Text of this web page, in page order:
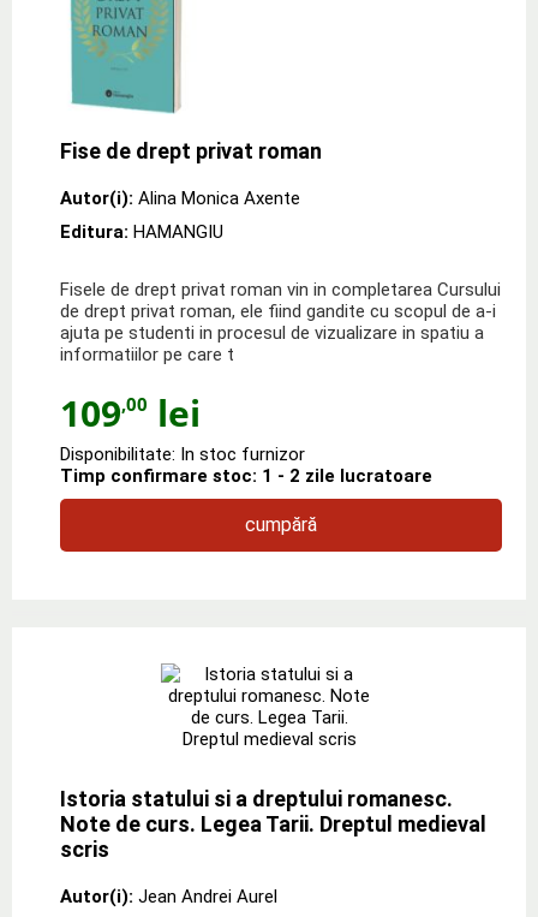
Fise de drept privat roman
Autor(i): Alina Monica Axente
Editura: HAMANGIU
Fisele de drept privat roman vin in completarea Cursului
de drept privat roman, ele fiind gandite cu scopul de a-i
ajuta pe studenti in procesul de vizualizare in spatiu a
informatiilor pe care t
109,00 lei
Disponibilitate: In stoc furnizor
Timp confirmare stoc: 1 - 2 zile lucratoare
cumpără
Istoria statului si a dreptului romanesc.
Note de curs. Legea Tarii. Dreptul medieval
scris
Autor(i): Jean Andrei Aurel